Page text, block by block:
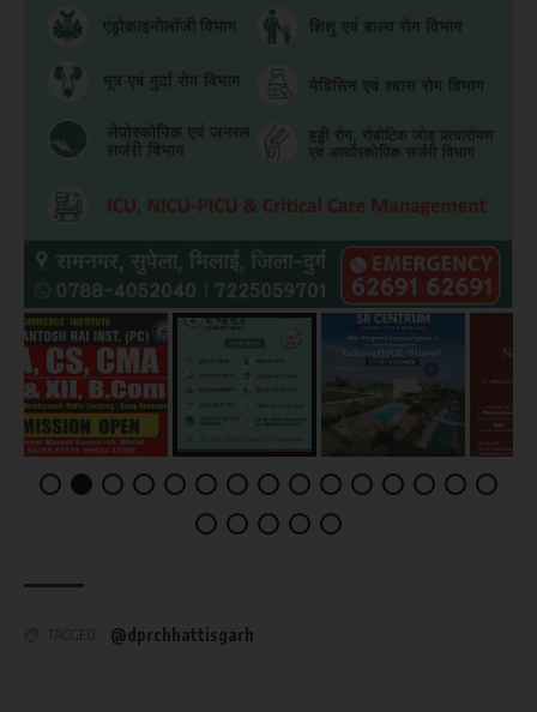
@dprchhattisgarh